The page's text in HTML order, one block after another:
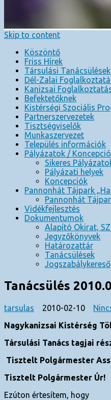
Skip to content
Köszöntő
Friss Hírek
Társulási Tanácsülések
Dél-Zalai
Kanizsai
Befektetőknek
Kistérségi Szociális
Partnerszervezetek
Tisztségviselők
Munkaszervezet
Település információk
Pályázatok /
Sikeres
Pályázati helyek
Koncepciók
Pannonhát Tájpark
Pannonhát
Vidékfejlesztés
Dokumentumok
Alapító Okirat,
Jegyzőkönyvek
Határozattár
Tanácsülések
Jogszabálykereső
Tanácsülés
tarsulas 2010-02-10
Nagykanizsai Kistérség
Társulási Tanács tagjai
Tisztelt Polgármester
Tisztelt Polgármester Úr!
Ezúton értesítem, hogy